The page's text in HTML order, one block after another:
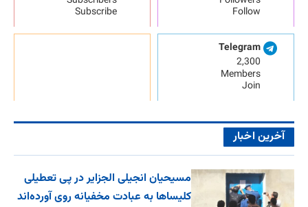
Follow
Subscribe
Telegram
2,300
Members
Join
آخرین اخبار
مسیحیان انجیلی الجزایر در پی تعطیلی
کلیساها به عبادت مخفیانه روی آورده‌اند